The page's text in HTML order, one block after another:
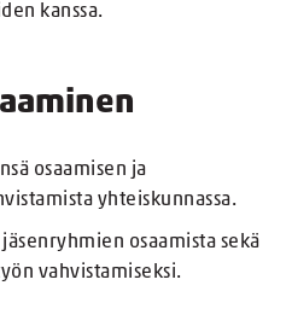
kanssa.
osaamisen ja
yhteiskunnassa.
osaamista sekä
vahvistamiseksi.